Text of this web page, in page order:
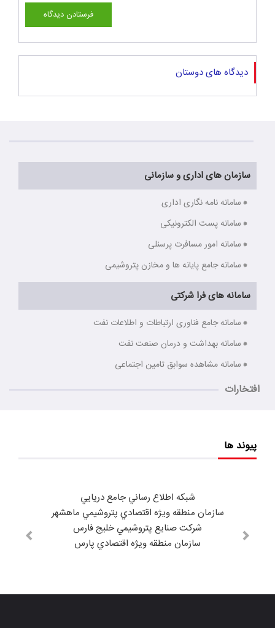
دیدگاه های دوستان
سازمان های اداری و سازمانی
سامانه نامه نگاری اداری
سامانه پست الکترونیکی
سامانه امور مسافرت پرسنلی
سامانه جامع پایانه ها و مخازن پتروشیمی
سامانه های فرا شرکتی
سامانه جامع فناوری ارتباطات و اطلاعات نفت
سامانه بهداشت و درمان صنعت نفت
سامانه مشاهده سوابق تامین اجتماعی
افتخارات
پیوند ها
شبكه اطلاع رساني جامع دريايي
سازمان منطقه ويژه اقتصادي پتروشيمي ماهشهر
شركت صنايع پتروشيمي خليج فارس
سازمان منطقه ويژه اقتصادي پارس